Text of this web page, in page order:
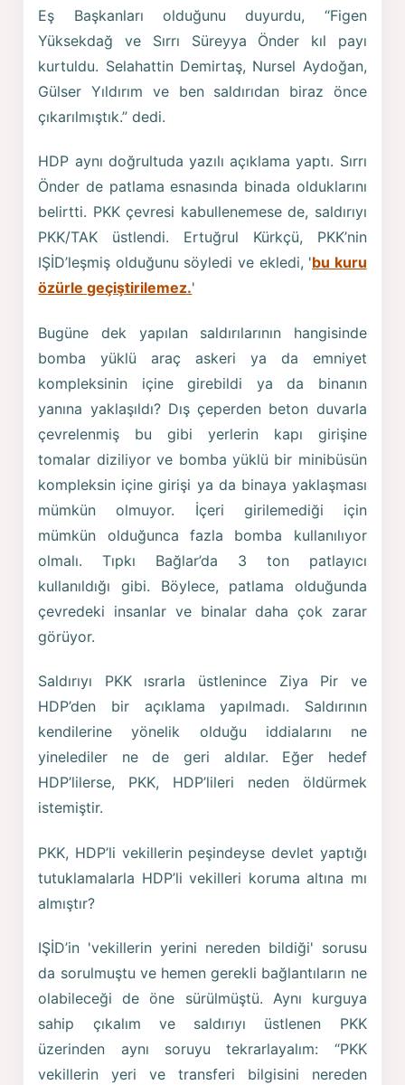
Eş Başkanları olduğunu duyurdu, “Figen
Yüksekdağ ve Sırrı Süreyya Önder kıl payı
kurtuldu. Selahattin Demirtaş, Nursel Aydoğan,
Gülser Yıldırım ve ben saldırıdan biraz önce
çıkarılmıştık.” dedi.
HDP aynı doğrultuda yazılı açıklama yaptı. Sırrı
Önder de patlama esnasında binada olduklarını
belirtti. PKK çevresi kabullenemese de, saldırıyı
PKK/TAK üstlendi. Ertuğrul Kürkçü, PKK’nin
IŞİD’leşmiş olduğunu söyledi ve ekledi, 'bu kuru
özürle geçiştirilemez.'
Bugüne dek yapılan saldırılarının hangisinde
bomba yüklü araç askeri ya da emniyet
kompleksinin içine girebildi ya da binanın
yanına yaklaşıldı? Dış çeperden beton duvarla
çevrelenmiş bu gibi yerlerin kapı girişine
tomalar diziliyor ve bomba yüklü bir minibüsün
kompleksin içine girişi ya da binaya yaklaşması
mümkün olmuyor. İçeri girilemediği için
mümkün olduğunca fazla bomba kullanılıyor
olmalı. Tıpkı Bağlar’da 3 ton patlayıcı
kullanıldığı gibi. Böylece, patlama olduğunda
çevredeki insanlar ve binalar daha çok zarar
görüyor.
Saldırıyı PKK ısrarla üstlenince Ziya Pir ve
HDP’den bir açıklama yapılmadı. Saldırının
kendilerine yönelik olduğu iddialarını ne
yinelediler ne de geri aldılar. Eğer hedef
HDP’lilerse, PKK, HDP’lileri neden öldürmek
istemiştir.
PKK, HDP’li vekillerin peşindeyse devlet yaptığı
tutuklamalarla HDP’li vekilleri koruma altına mı
almıştır?
IŞİD’in 'vekillerin yerini nereden bildiği' sorusu
da sorulmuştu ve hemen gerekli bağlantıların ne
olabileceği de öne sürülmüştü. Aynı kurguya
sahip çıkalım ve saldırıyı üstlenen PKK
üzerinden aynı soruyu tekrarlayalım: “PKK
vekillerin yeri ve transferi bilgisini nereden